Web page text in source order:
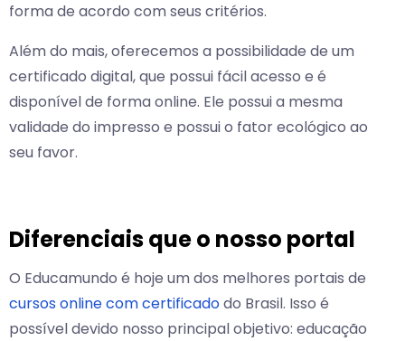
forma de acordo com seus critérios.
Além do mais, oferecemos a possibilidade de um
certificado digital, que possui fácil acesso e é
disponível de forma online. Ele possui a mesma
validade do impresso e possui o fator ecológico ao
seu favor.
Diferenciais que o nosso portal
O Educamundo é hoje um dos melhores portais de
cursos online com certificadodo Brasil. Isso é
possível devido nosso principal objetivo: educação